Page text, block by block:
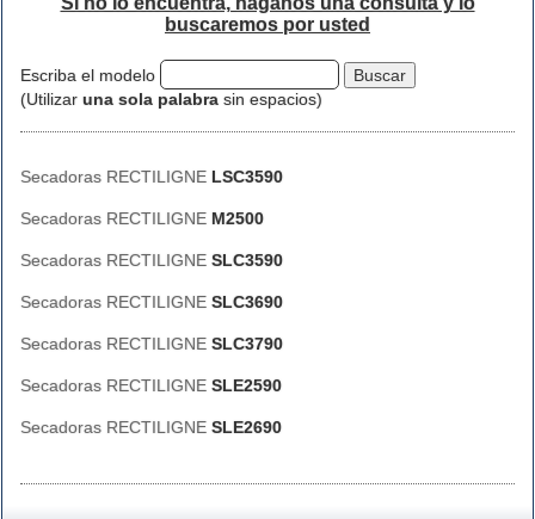
buscaremos por usted
Escriba el modelo
(Utilizar una sola palabra sin espacios)
Secadoras RECTILIGNE LSC3590
Secadoras RECTILIGNE M2500
Secadoras RECTILIGNE SLC3590
Secadoras RECTILIGNE SLC3690
Secadoras RECTILIGNE SLC3790
Secadoras RECTILIGNE SLE2590
Secadoras RECTILIGNE SLE2690